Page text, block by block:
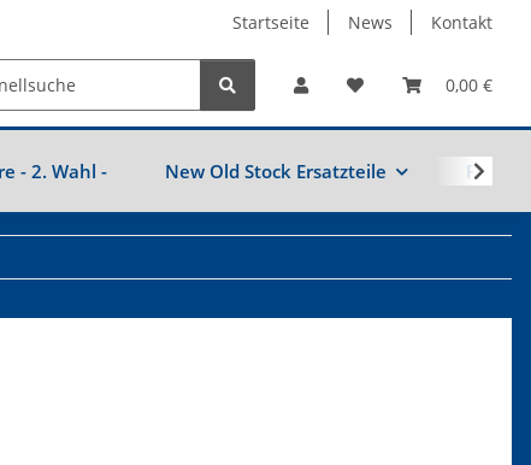
Startseite News Kontakt
0,00 €
- 2. Wahl - New Old Stock Ersatzteile